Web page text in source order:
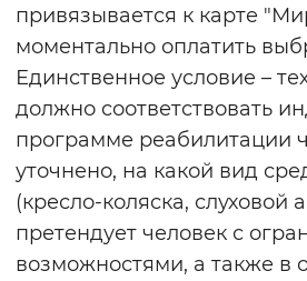
привязывается к карте
моментально оплатить
Единственное условие –
должно соответствовать
программе реабилитации
уточнено, на какой вид
(кресло-коляска, слуховой
претендует человек с
возможностями, а также в